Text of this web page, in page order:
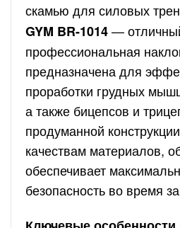
скамью для силовых
GYM BR-1014—
профессиональная
предназначена для
проработки грудных
а также бицепсов и
продуманной
качествам материалов,
обеспечивает
безопасность во время